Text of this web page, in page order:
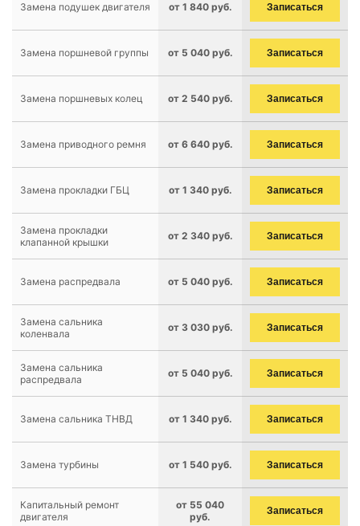
Замена подушек двигателя от 1 840 руб. Записаться
Замена поршневой группы от 5 040 руб. Записаться
Замена поршневых колец от 2 540 руб. Записаться
Замена приводного ремня от 6 640 руб. Записаться
Замена прокладки ГБЦ от 1 340 руб. Записаться
Замена прокладки
клапанной крышки
от 2 340 руб. Записаться
Замена распредвала от 5 040 руб. Записаться
Замена сальника
коленвала
от 3 030 руб. Записаться
Замена сальника
распредвала
от 5 040 руб. Записаться
Замена сальника ТНВД от 1 340 руб. Записаться
Замена турбины от 1 540 руб. Записаться
Капитальный ремонт
двигателя
от 55 040
руб.
Записаться